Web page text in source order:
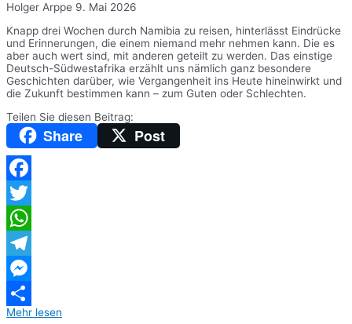
Holger Arppe 9. Mai 2026
Knapp drei Wochen durch Namibia zu reisen, hinterlässt Eindrücke
und Erinnerungen, die einem niemand mehr nehmen kann. Die es
aber auch wert sind, mit anderen geteilt zu werden. Das einstige
Deutsch-Südwestafrika erzählt uns nämlich ganz besondere
Geschichten darüber, wie Vergangenheit ins Heute hineinwirkt und
die Zukunft bestimmen kann – zum Guten oder Schlechten.
Teilen Sie diesen Beitrag:
Share Post
Facebook
Twitter
WhatsApp
Telegram
Messenger
Teilen
Mehr lesen